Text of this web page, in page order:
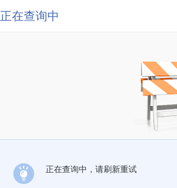
正在查询中
正在查询中，请刷新重试